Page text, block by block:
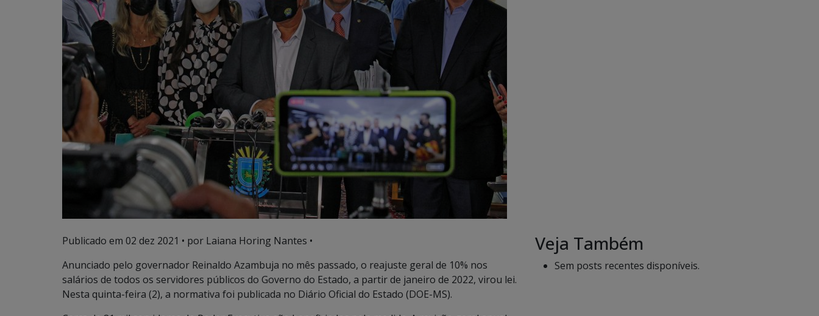
Publicado em 02 dez 2021 • por Laiana Horing Nantes •
Anunciado pelo governador Reinaldo Azambuja no mês passado, o reajuste geral de 10% nos
salários de todos os servidores públicos do Governo do Estado, a partir de janeiro de 2022, virou lei.
Nesta quinta-feira (2), a normativa foi publicada no Diário Oficial do Estado (DOE-MS).
Veja Também
Sem posts recentes disponíveis.